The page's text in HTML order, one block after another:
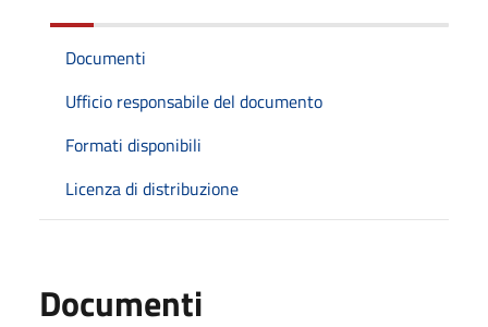
Documenti
Ufficio responsabile del documento
Formati disponibili
Licenza di distribuzione
Documenti